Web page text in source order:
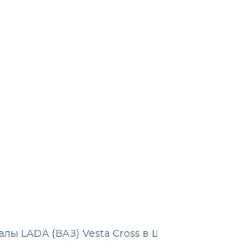
LADA (ВАЗ) Vesta Cross в Шымкенте